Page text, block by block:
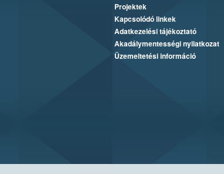
Projektek
Kapcsolódó linkek
Adatkezelési tájékoztató
Akadálymentességi nyilatkozat
Üzemeltetési információ